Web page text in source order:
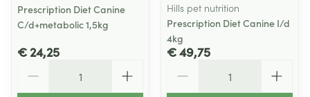
Prescription Diet Canine
C/d+metabolic 1,5kg
€ 24,25
Hills pet nutrition
Prescription Diet Canine I/d
4kg
€ 49,75